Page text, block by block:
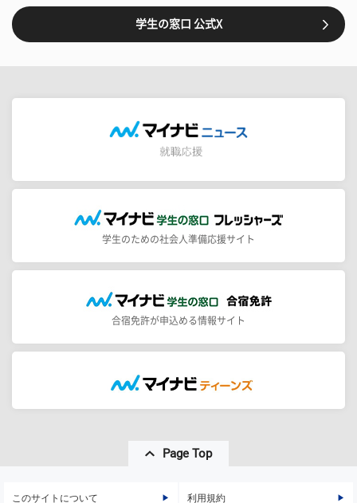
学生の窓口 公式X
学生のための社会人準備応援サイト
合宿免許が申込める情報サイト
Page Top
このサイトについて 利用規約